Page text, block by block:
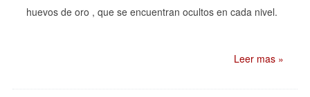
huevos de oro , que se encuentran ocultos en cada nivel.
Leer mas »